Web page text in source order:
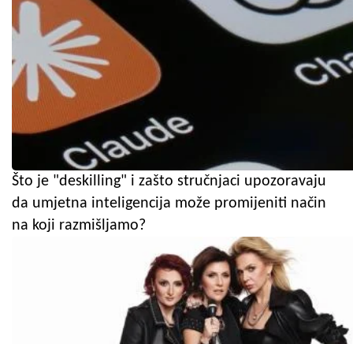
Što je "deskilling" i zašto stručnjaci upozoravaju
da umjetna inteligencija može promijeniti način
na koji razmišljamo?